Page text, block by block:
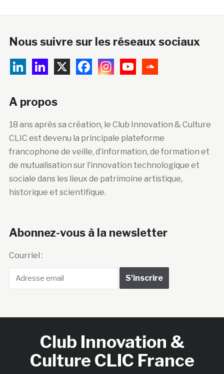
Nous suivre sur les réseaux sociaux
A propos
18 ans après sa création, le Club Innovation & Culture
CLIC est devenu la principale plateforme
francophone de veille, d’information, de formation et
de mutualisation sur l’innovation technologique et
sociale dans les lieux de patrimoine artistique,
historique et scientifique.
Abonnez-vous à la newsletter
Courriel :
Club Innovation &
Culture CLIC France